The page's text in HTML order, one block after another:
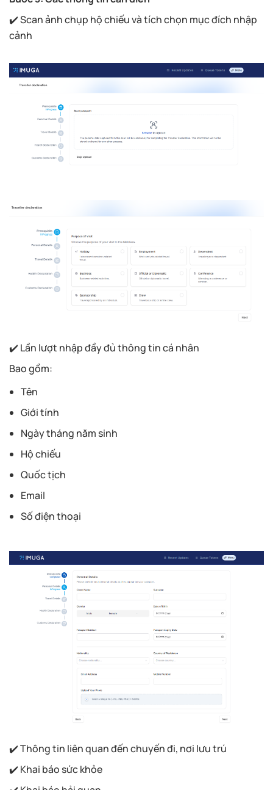
✔️ Scan ảnh chụp hộ chiếu và tích chọn mục đích nhập
cảnh
✔️ Lần lượt nhập đầy đủ thông tin cá nhân
Bao gồm:
Tên
Giới tính
Ngày tháng năm sinh
Hộ chiếu
Quốc tịch
Email
Số điện thoại
✔️ Thông tin liên quan đến chuyến đi, nơi lưu trú
✔️ Khai báo sức khỏe